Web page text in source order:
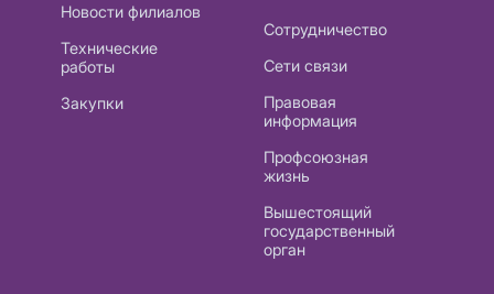
Новости филиалов
Технические
работы
Закупки
Сотрудничество
Сети связи
Правовая
информация
Профсоюзная
жизнь
Вышестоящий
государственный
орган